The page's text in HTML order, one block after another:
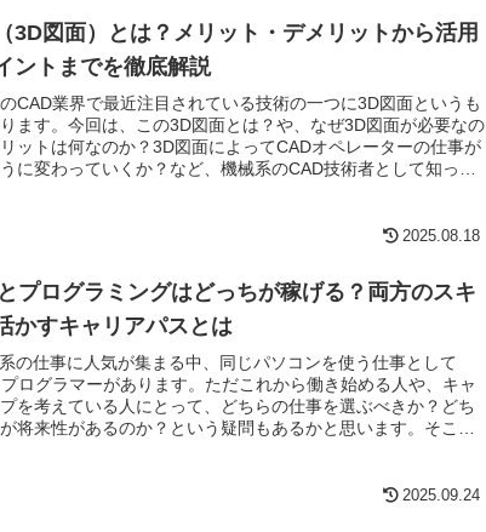
3D図面）とは？メリット・デメリットから活用
ントまでを徹底解説
CAD業界で最近注目されている技術の一つに3D図面というも
ます。今回は、この3D図面とは？や、なぜ3D図面が必要なの
ットは何なのか？3D図面によってCADオペレーターの仕事が
に変わっていくか？など、機械系のCAD技術者として知って
2025.08.18
プログラミングはどっちが稼げる？両方のスキ
かすキャリアパスとは
の仕事に人気が集まる中、同じパソコンを使う仕事として
ログラマーがあります。ただこれから働き始める人や、キャ
を考えている人にとって、どちらの仕事を選ぶべきか？どち
将来性があるのか？という疑問もあるかと思います。そこで
2025.09.24